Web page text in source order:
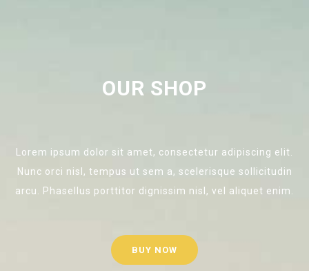
OUR SHOP
Lorem ipsum dolor sit amet, consectetur adipiscing elit.
Nunc orci nisl, tempus ut sem a, scelerisque sollicitudin
arcu. Phasellus porttitor dignissim nisl, vel aliquet enim.
BUY NOW